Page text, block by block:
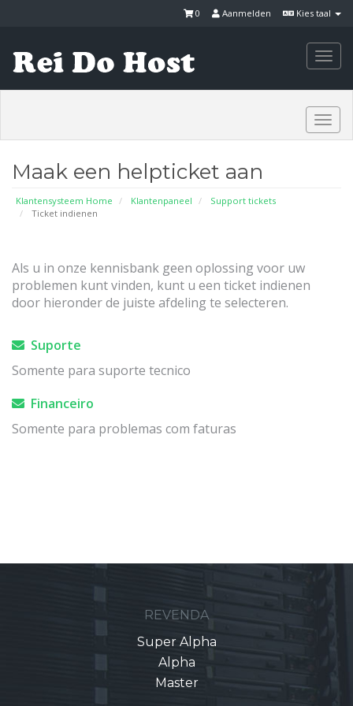
Kies taal
Aanmelden
0
Maak een helpticket aan
Klantensysteem Home Klantenpaneel
Support tickets
Ticket indienen
Als u in onze kennisbank geen oplossing voor uw
problemen kunt vinden, kunt u een ticket indienen
door hieronder de juiste afdeling te selecteren.
Suporte
Somente para suporte tecnico
Financeiro
Somente para problemas com faturas
REVENDA
Super Alpha
Alpha
Master